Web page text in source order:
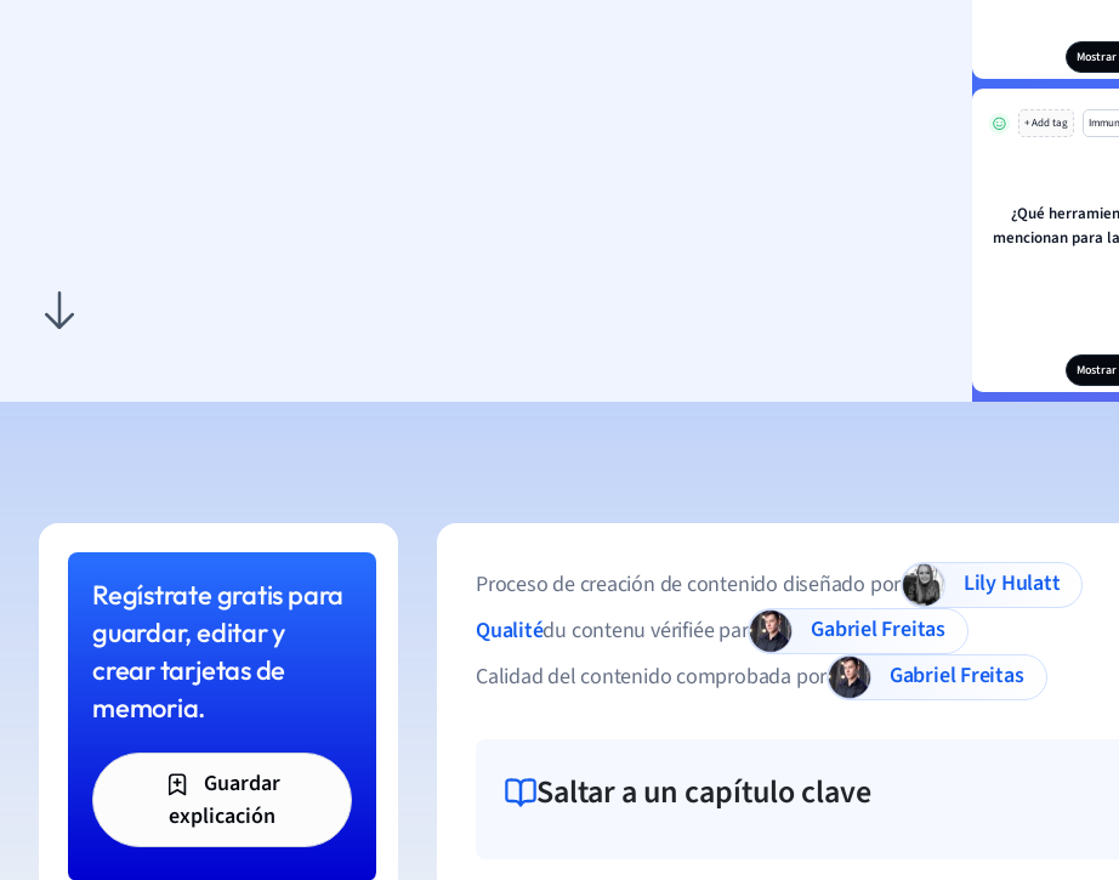
+ Add tag
¿Qué
mencionan para
Regístrate gratis para
guardar, editar y
crear tarjetas de
memoria.
Guardar
explicación
Proceso de creación de contenido diseñado por
Lily Hulatt
Qualitédu contenu vérifiée par
Gabriel Freitas
Calidad del contenido comprobada por
Gabriel Freitas
Saltar a un capítulo clave